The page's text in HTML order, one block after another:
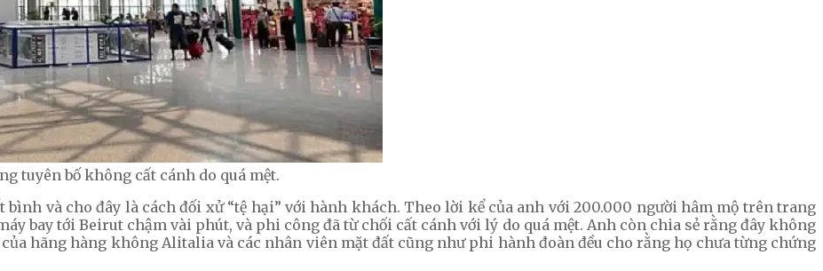
tuyên bố không cất cánh do quá mệt.
bình và cho đây là cách đối xử “tệ hại” với hành khách. Theo lời kể của anh với 200.000 người hâm mộ trên trang
bay tới Beirut chậm vài phút, và phi công đã từ chối cất cánh với lý do quá mệt. Anh còn chia sẻ rằng đây không
hãng hàng không Alitalia và các nhân viên mặt đất cũng như phi hành đoàn đều cho rằng họ chưa từng chứng